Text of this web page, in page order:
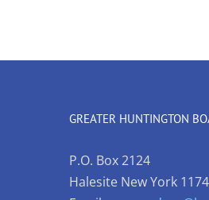
GREATER HUNTINGTON
P.O. Box 2124
Halesite New York